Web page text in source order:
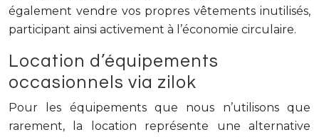
également vendre vos propres vêtements inutilisés,
participant ainsi activement à l’économie circulaire.
Location d’équipements
occasionnels via zilok
Pour les équipements que nous n’utilisons que
rarement, la location représente une alternative